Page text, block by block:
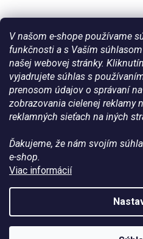
V našom e-shope používame
funkčnosti a s Vaším
našej webovej stránky.
vyjadrujete súhlas s
prenosom údajov o správaní
zobrazovania cielenej reklamy
reklamných sieťach na iných
Ďakujeme, že nám svojím
e-shop.
Viac informácií
Copyright 2026Všetko pre
práva